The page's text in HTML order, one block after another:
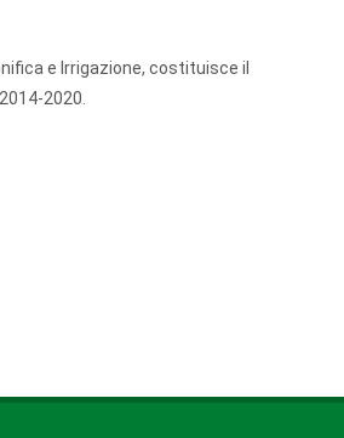
e Irrigazione, costituisce il
2020.